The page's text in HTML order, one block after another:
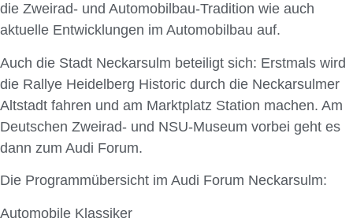
die Zweirad- und Automobilbau-Tradition wie auch
aktuelle Entwicklungen im Automobilbau auf.
Auch die Stadt Neckarsulm beteiligt sich: Erstmals wird
die Rallye Heidelberg Historic durch die Neckarsulmer
Altstadt fahren und am Marktplatz Station machen. Am
Deutschen Zweirad- und NSU-Museum vorbei geht es
dann zum Audi Forum.
Die Programmübersicht im Audi Forum Neckarsulm:
Automobile Klassiker